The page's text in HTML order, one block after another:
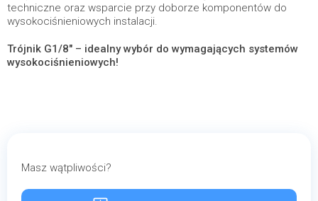
techniczne oraz wsparcie przy doborze komponentów do
wysokociśnieniowych instalacji.
Trójnik G1/8" – idealny wybór do wymagających systemów
wysokociśnieniowych!
Masz wątpliwości?